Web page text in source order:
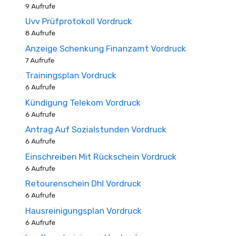
9 Aufrufe
Uvv Prüfprotokoll Vordruck
8 Aufrufe
Anzeige Schenkung Finanzamt Vordruck
7 Aufrufe
Trainingsplan Vordruck
6 Aufrufe
Kündigung Telekom Vordruck
6 Aufrufe
Antrag Auf Sozialstunden Vordruck
6 Aufrufe
Einschreiben Mit Rückschein Vordruck
6 Aufrufe
Retourenschein Dhl Vordruck
6 Aufrufe
Hausreinigungsplan Vordruck
6 Aufrufe